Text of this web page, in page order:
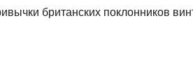
британских поклонников